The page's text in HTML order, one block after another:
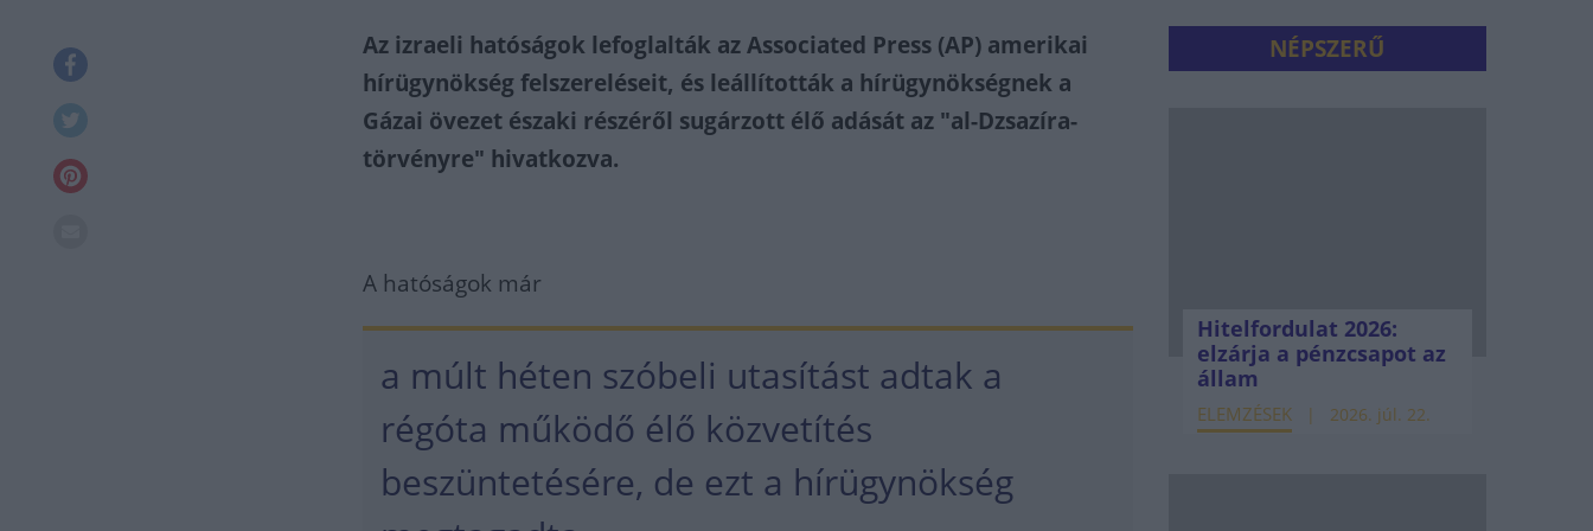
Az izraeli hatóságok lefoglalták az Associated Press (AP) amerikai
hírügynökség felszereléseit, és leállították a hírügynökségnek a
Gázai övezet északi részéről sugárzott élő adását az "al-Dzsazíra-
törvényre" hivatkozva.
A hatóságok már
a múlt héten szóbeli utasítást adtak a
régóta működő élő közvetítés
beszüntetésére, de ezt a hírügynökség
NÉPSZERŰ
Hitelfordulat 2026:
elzárja a pénzcsapot az
állam
ELEMZÉSEK 2026. júl. 22.